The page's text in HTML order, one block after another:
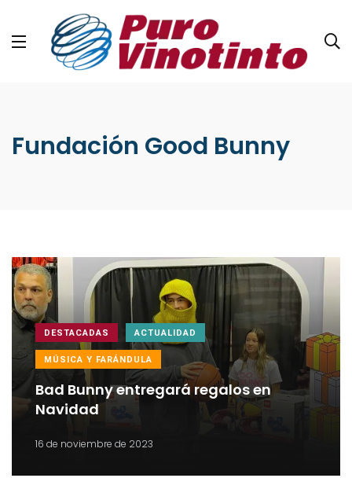
Fundación Good Bunny
DESTACADAS ACTUALIDAD
MÚSICA Y FARÁNDULA
Bad Bunny entregará regalos en
Navidad
16 de noviembre de 2023